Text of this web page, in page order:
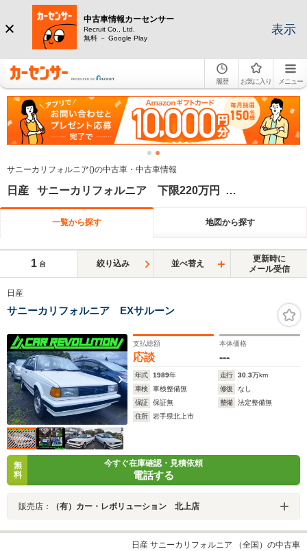
中古車情報カーセンサー
Recruit Co., Ltd.
無料 － Google Play
表示
履歴 お気に入り メニュー
サニーカリフォルニア()の中古車・中古車情報
日産 サニーカリフォルニア 下限220万円 上限2012年
一覧から探す 地図から探す
1 台 絞り込み 並べ替え
更新時に
メール受信
日産
サニーカリフォルニア EXサルーン
支払総額
応談
本体価格
---
年式 1989年 走行 30.3万km
車検
車検整備無 修復
なし
保証
保証無 整備
法定整備無
住所
岩手県北上市
無
料
今すぐ在庫確認・見積依頼
電話する
販売店： （有）カー・レボリューション 北上店
日産 サニーカリフォルニア （全国）の中古車